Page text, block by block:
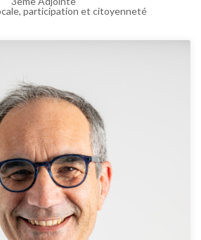
participation et citoyenneté